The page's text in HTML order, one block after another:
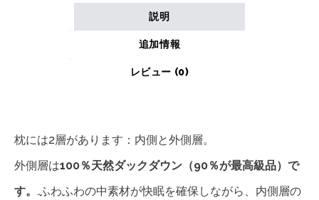
説明
追加情報
レビュー (0)
枕には2層があります：内側と外側層。
外側層は100％天然ダックダウン（90％が最高級品）で
す。 .ふわふわの中素材が快眠を確保しながら、内側層の